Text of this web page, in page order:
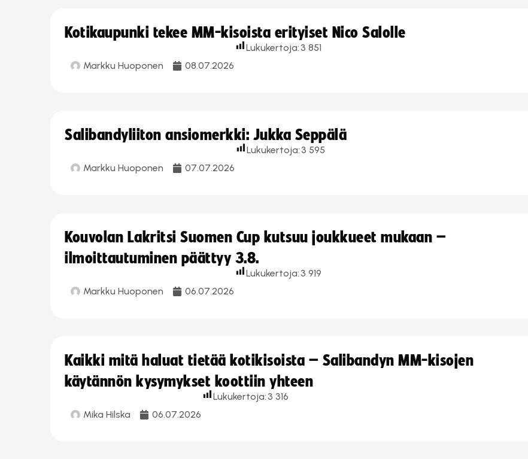
Kotikaupunki tekee MM-kisoista erityiset Nico Salolle
Markku Huoponen 08.07.2026
Lukukertoja: 3 851
Salibandyliiton ansiomerkki: Jukka Seppälä
Markku Huoponen 07.07.2026
Lukukertoja: 3 595
Kouvolan Lakritsi Suomen Cup kutsuu joukkueet mukaan –
ilmoittautuminen päättyy 3.8.
Markku Huoponen 06.07.2026
Lukukertoja: 3 919
Kaikki mitä haluat tietää kotikisoista – Salibandyn MM-kisojen
käytännön kysymykset koottiin yhteen
Mika Hilska 06.07.2026
Lukukertoja: 3 316